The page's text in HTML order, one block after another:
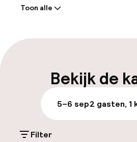
Meertalige
Parkeren & mobiliteit
Parkeergelegenheid
(buiten)
Toon alle
Bekijk de
5–6 sep2 gasten, 1
Filter